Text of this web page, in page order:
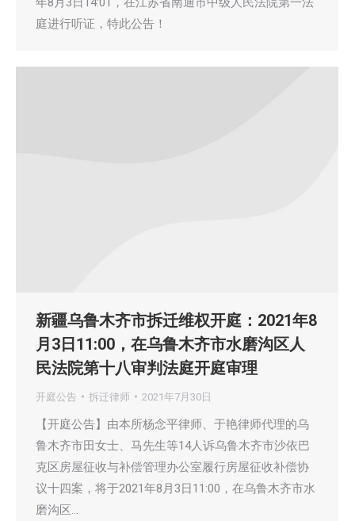
庭进行听证，特此公告！
新疆乌鲁木齐市拆迁维权开庭：2021年8
月3日11:00，在乌鲁木齐市水磨沟区人
民法院第十八审判法庭开庭审理
开庭公告 拆迁律师 2021年7月30日
【开庭公告】由本所杨念平律师、于艳律师代理的乌
鲁木齐市田女士、马先生等14人诉乌鲁木齐市沙依巴
克区房屋征收与补偿管理办公室履行房屋征收补偿协
议十四案，将于2021年8月3日11:00，在乌鲁木齐市水
磨沟区…